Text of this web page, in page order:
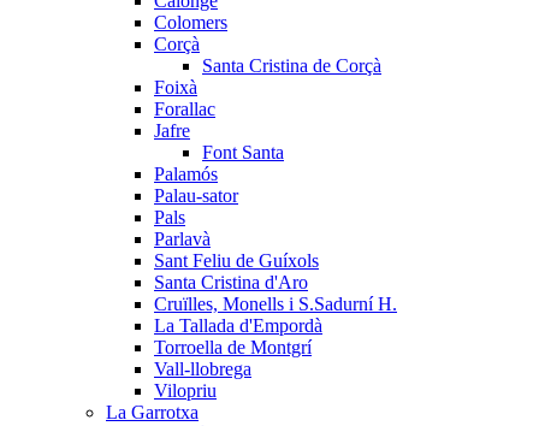
Colomers
Corçà
Santa Cristina de Corçà
Foixà
Forallac
Jafre
Font Santa
Palamós
Palau-sator
Pals
Parlavà
Sant Feliu de Guíxols
Santa Cristina d'Aro
Cruïlles, Monells i S.Sadurní H.
La Tallada d'Empordà
Torroella de Montgrí
Vall-llobrega
Vilopriu
La Garrotxa